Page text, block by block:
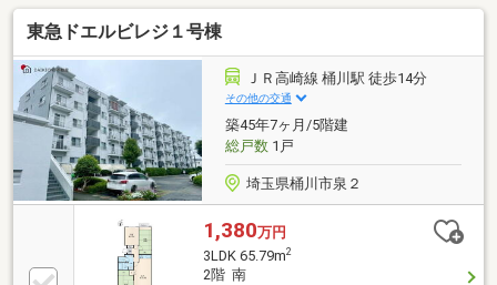
備・オートロック・浴室乾燥機▼2026年7月室内リフ
ォーム内容【交換】クロス、ガスコンロ、防水パン、
トイレ【その他】ハウスクリーニング▼周辺環境・マ
ミーマート生鮮市場TOP北上尾店 徒歩8分(約610m)・
ローソン上尾緑丘店 徒歩3分(約210m)■ ご希望の住ま
い探しをお手伝いします ━━━━・・・物件の詳細・
ご相談はお気軽にお問い合わせください
東急ドエルビレジ１号棟
ＪＲ高崎線 桶川駅 徒歩14分
その他の交通
築45年7ヶ月/5階建
総戸数1戸
埼玉県桶川市泉２
1,380万円
3LDK 65.79m2
2階 南